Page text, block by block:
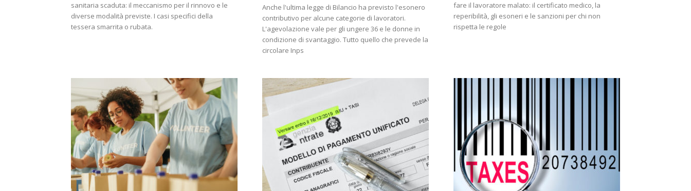
sanitaria scaduta: il meccanismo per il rinnovo e le
diverse modalità previste. I casi specifici della
tessera smarrita o rubata.
Anche l'ultima legge di Bilancio ha previsto l'esonero
contributivo per alcune categorie di lavoratori.
L'agevolazione vale per gli ungere 36 e le donne in
condizione di svantaggio. Tutto quello che prevede la
circolare Inps
fare il lavoratore malato: il certificato medico, la
reperibilità, gli esoneri e le sanzioni per chi non
rispetta le regole